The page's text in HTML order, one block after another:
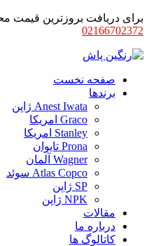
برای دریافت بروزترین قیمت
02166702372
صفحه نخست
برندها
Anest Iwata ژاپن
Graco امریکا
Stanley امریکا
Prona تایوان
Wagner آلمان
Atlas Copco سوئد
SP ژاپن
NPK ژاپن
مقالات
درباره ما
کاتالوگ ها